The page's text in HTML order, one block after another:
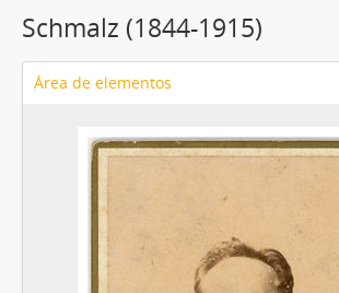
Schmalz (1844-1915)
Área de elementos